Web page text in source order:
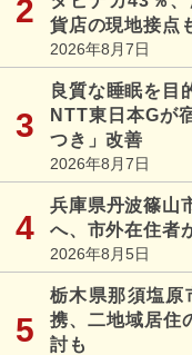
貨店の現地接
2026年8月7日
良質な睡眠を目
NTT東日本Gが
つき」改善
2026年8月7日
兵庫県丹波篠山
へ、市外在住者
2026年8月5日
栃木県那須塩原
携、二地域居住
討も